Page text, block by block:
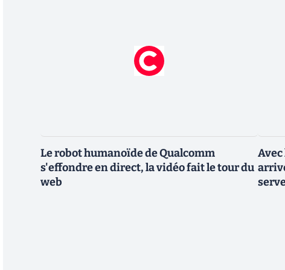
Le robot humanoïde de Qualcomm
s'effondre en direct, la vidéo fait le tour du
web
Avec